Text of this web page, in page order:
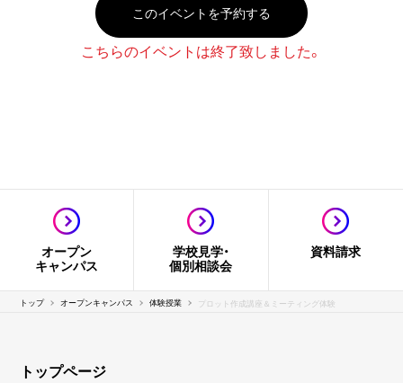
このイベントを予約する
こちらのイベントは終了致しました。
オープン
キャンパス
学校見学・
個別相談会
資料請求
トップ オープンキャンパス 体験授業 プロット作成講座＆ミーティング体験
トップページ